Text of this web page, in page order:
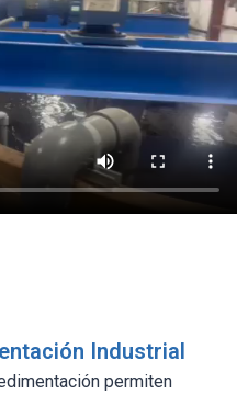
Industrial
permiten